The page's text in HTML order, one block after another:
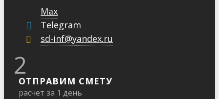
Max
Telegram
sd-inf@yandex.ru
2
ОТПРАВИМ СМЕТУ
расчет за 1 день